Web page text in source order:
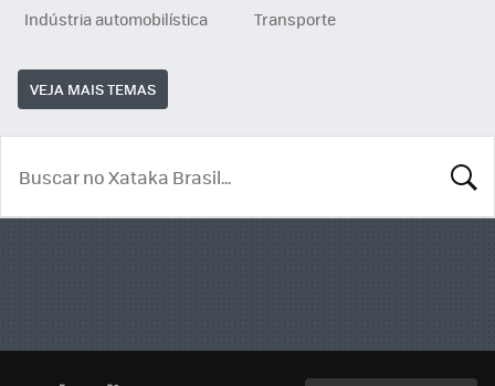
Indústria automobilística
Transporte
VEJA MAIS TEMAS